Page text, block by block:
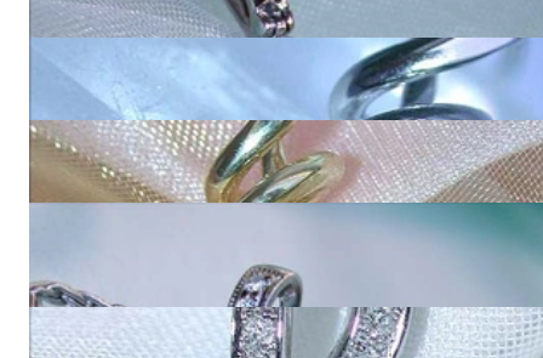
3.810,00 €
Bildschöner Tahitiperle Anhänger mit Brillant
1.880,00 €
Verspielter Tahitiperle Anhänger mit Brillant
1.880,00 €
2.100,00 €
1.720,00 €
Klassischer Tahitiperle Brillanten Anhänger